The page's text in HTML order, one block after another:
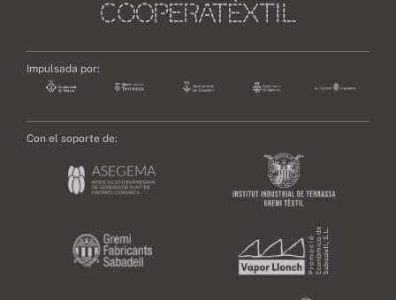
Impulsada por:
Con el soporte de: